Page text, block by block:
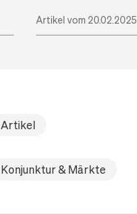
Artikel vom 20.02.2025
Artikel
Konjunktur & Märkte